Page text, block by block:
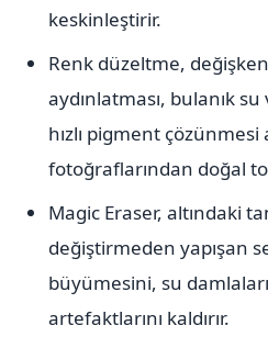
keskinleştirir.
Renk düzeltme,
aydınlatması, bulanık
hızlı pigment
fotoğraflarından doğal
Magic Eraser, altındaki
değiştirmeden yapışan
büyümesini, su
artefaktlarını kaldırır.